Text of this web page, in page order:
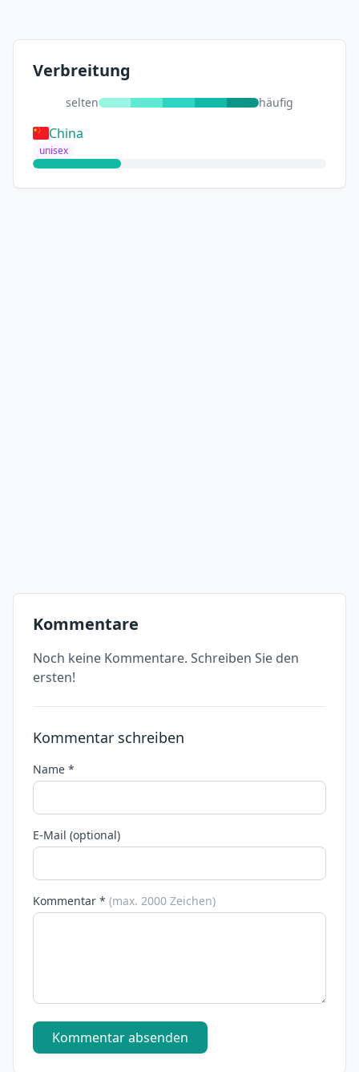
Verbreitung
selten häufig
China
unisex
Kommentare
Noch keine Kommentare. Schreiben Sie den
ersten!
Kommentar schreiben
Name *
E-Mail (optional)
Kommentar * (max. 2000 Zeichen)
Kommentar absenden